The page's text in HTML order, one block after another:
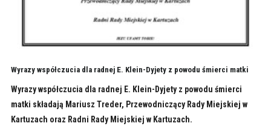
Wyrazy współczucia dla radnej E. Klein-Dyjety z powodu śmierci matki
Wyrazy współczucia dla radnej E. Klein-Dyjety z powodu śmierci
matki składają Mariusz Treder, Przewodniczący Rady Miejskiej w
Kartuzach oraz Radni Rady Miejskiej w Kartuzach.